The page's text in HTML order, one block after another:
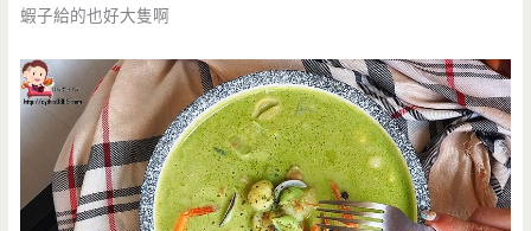
蝦子給的也好大隻啊